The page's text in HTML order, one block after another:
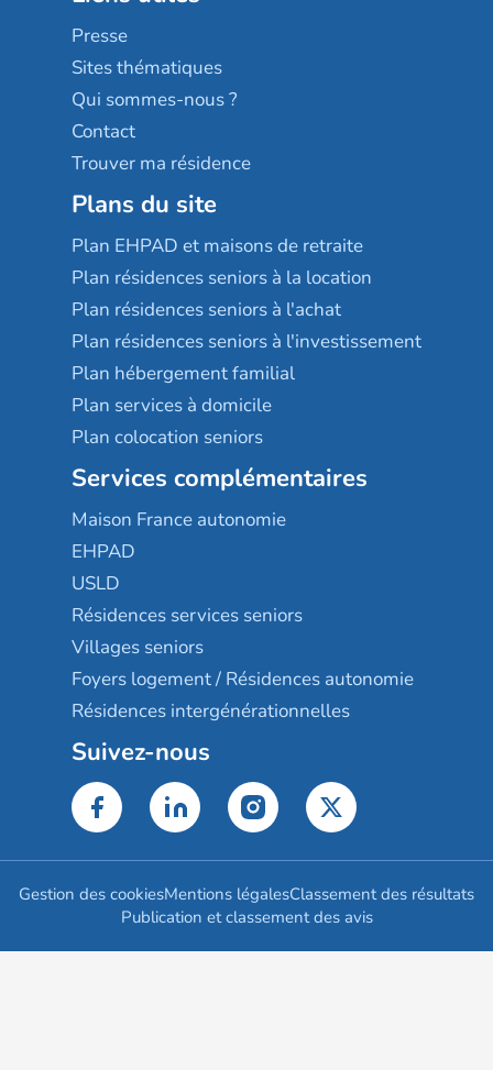
Sérénys
Résidences services Villa Médicis
Presse
Sites thématiques
Qui sommes-nous ?
Contact
Trouver ma résidence
Plans du site
Plan EHPAD et maisons de retraite
Plan résidences seniors à la location
Plan résidences seniors à l'achat
Plan résidences seniors à l'investissement
Plan hébergement familial
Plan services à domicile
Plan colocation seniors
Services complémentaires
Maison France autonomie
EHPAD
USLD
Résidences services seniors
Villages seniors
Foyers logement / Résidences autonomie
Résidences intergénérationnelles
Suivez-nous
Gestion des cookiesMentions légalesClassement des résultats
Publication et classement des avis